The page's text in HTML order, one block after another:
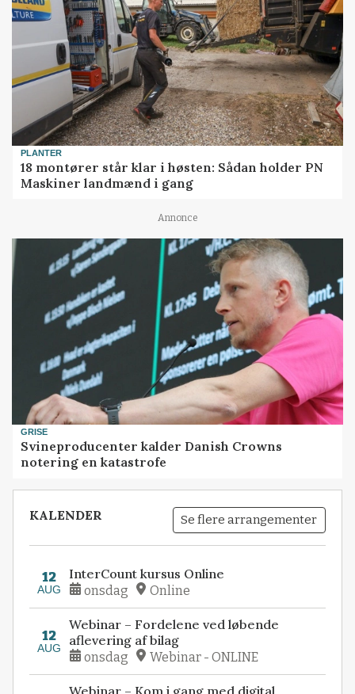
PLANTER
18 montører står klar i høsten: Sådan holder PN
Maskiner landmænd i gang
Annonce
GRISE
Svineproducenter kalder Danish Crowns
notering en katastrofe
KALENDER Se flere arrangementer
12
AUG
InterCount kursus Online
onsdag Online
12
AUG
Webinar – Fordelene ved løbende
aflevering af bilag
onsdag Webinar - ONLINE
Webinar – Kom i gang med digital